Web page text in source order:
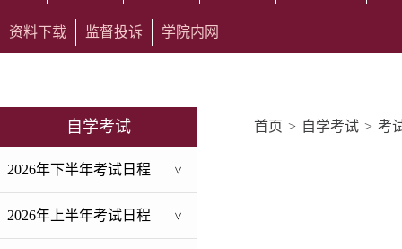
资料下载 监督投诉 学院内网
自学考试
2026年下半年考试日程 >
2026年上半年考试日程 >
首页 > 自学考试 > 考